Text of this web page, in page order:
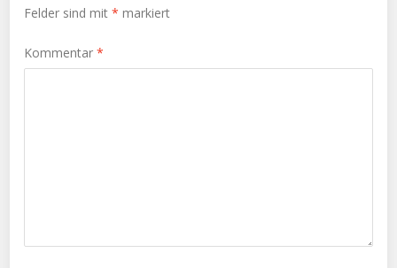
Felder sind mit* markiert
Kommentar*